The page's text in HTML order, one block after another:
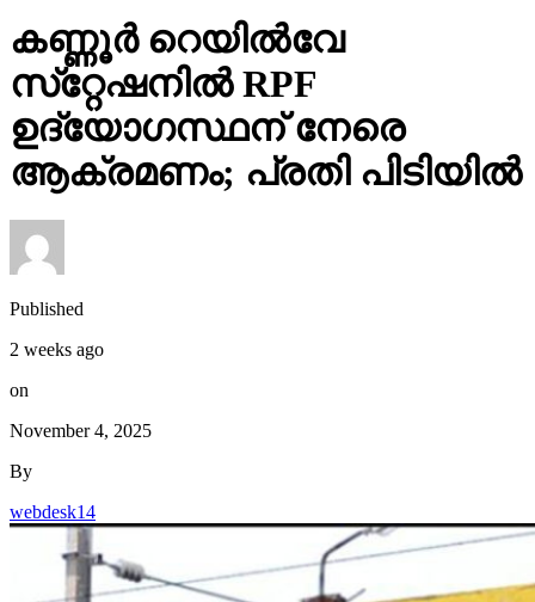
കണ്ണൂർ റെയില്‍വേ
സ്‌റ്റേഷനിൽ RPF
ഉദ്യോഗസ്ഥന് നേരെ
ആക്രമണം; പ്രതി പിടിയിൽ
Published
2 weeks ago
on
November 4, 2025
By
webdesk14